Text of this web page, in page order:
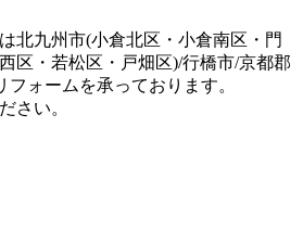
北九州市(小倉北区 ・ 小倉南区 ・ 門
区 ・ 若松区 ・ 戸畑区)/行橋市/京都郡
フォームを承っております。
さい。